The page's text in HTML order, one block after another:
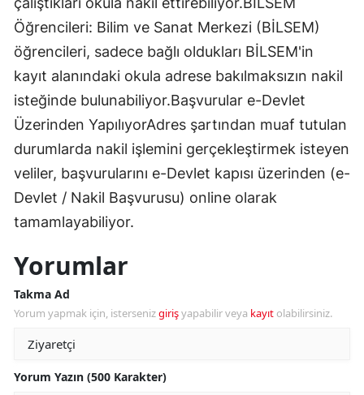
Öğrencileri: Bilim ve Sanat Merkezi (BİLSEM)
öğrencileri, sadece bağlı oldukları BİLSEM'in
kayıt alanındaki okula adrese bakılmaksızın nakil
isteğinde bulunabiliyor.​Başvurular e-Devlet
Üzerinden Yapılıyor​Adres şartından muaf tutulan
durumlarda nakil işlemini gerçekleştirmek isteyen
veliler, başvurularını e-Devlet kapısı üzerinden (e-
Devlet / Nakil Başvurusu) online olarak
tamamlayabiliyor.
Yorumlar
Takma Ad
Yorum yapmak için, istersenizgirişyapabilir veya kayıt olabilirsiniz.
Yorum Yazın (500 Karakter)